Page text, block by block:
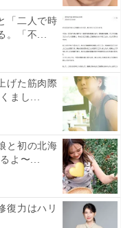
「二人で時
。「不...
げた筋肉際
まし...
と初の北海
よ〜...
復力はハリ